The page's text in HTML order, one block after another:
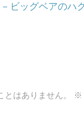
ビッグベアのハ
はありません。 ※